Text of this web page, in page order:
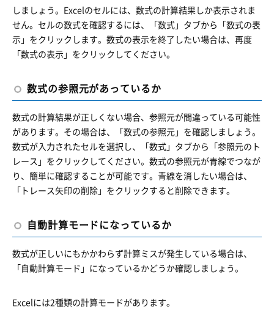
しましょう。Excelのセルには、数式の計算結果しか表示されま
せん。セルの数式を確認するには、「数式」タブから「数式の表
示」をクリックします。数式の表示を終了したい場合は、再度
「数式の表示」をクリックしてください。
数式の参照元があっているか
数式の計算結果が正しくない場合、参照元が間違っている可能性
があります。その場合は、「数式の参照元」を確認しましょう。
数式が入力されたセルを選択し、「数式」タブから「参照元のト
レース」をクリックしてください。数式の参照元が青線でつなが
り、簡単に確認することが可能です。青線を消したい場合は、
「トレース矢印の削除」をクリックすると削除できます。
自動計算モードになっているか
数式が正しいにもかかわらず計算ミスが発生している場合は、
「自動計算モード」になっているかどうか確認しましょう。
Excelには2種類の計算モードがあります。